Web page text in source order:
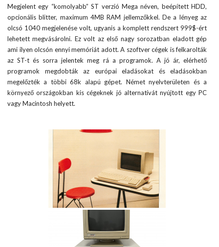
Megjelent egy “komolyabb” ST verzió Mega néven, beépített HDD,
opcionális blitter, maximum 4MB RAM jellemzőkkel. De a lényeg az
olcsó 1040 megjelenése volt, ugyanis a komplett rendszert 999$-ért
lehetett megvásárolni. Ez volt az első nagy sorozatban eladott gép
ami ilyen olcsón ennyi memóriát adott. A szoftver cégek is felkarolták
az ST-t és sorra jelentek meg rá a programok. A jó ár, elérhető
programok megdobták az európai eladásokat és eladásokban
megelőzték a többi 68k alapú gépet. Német nyelvterületen és a
környező országokban kis cégeknek jó alternatívát nyújtott egy PC
vagy Macintosh helyett.